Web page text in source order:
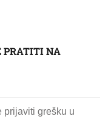
PRATITI NA
prijaviti grešku u